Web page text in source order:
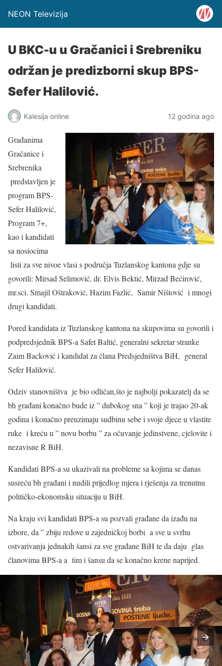
NEON Televizija
U BKC-u u Gračanici i Srebreniku
održan je predizborni skup BPS-
Sefer Halilović.
Kalesija online 12 godina ago
Građanima
Gračanice i
Srebrenika
predstavljen je
program BPS-
Sefer Halilović,
Program 7+,
kao i kandidati
sa nosiocima
listi za sve nivoe vlasi s područja Tuzlanskog kantona gdje su
govorili: Mirsad Selimović, dr. Elvis Bektić, Mirzad Bećirović,
mr.sci. Smajil Oštraković, Hazim Fazlić, Samir Ništović i mnogi
drugi kandidati.
Pored kandidata iz Tuzlanskog kantona na skupovima su govorili i
podpredsjednik BPS-a Safet Baltić, generalni sekretar stranke
Zaim Backović i kandidat za člana Predsjedništva BiH, general
Sefer Halilović.
Odziv stanovništva je bio odličan,što je najbolji pokazatelj da se
bh građani konačno bude iz ” dubokog sna ” koji je trajao 20-ak
godina i konačno preuzimaju sudbinu sebe i svoje djece u vlastite
ruke i kreću u ” novu borbu ” za očuvanje jedinstvene, cjelovite i
nezavisne R BiH.
Kandidati BPS-a su ukazivali na probleme sa kojima se danas
susreću bh građani i nudili prijedlog mjera i rješenja za trenutnu
političko-ekonomsku situaciju u BiH.
Na kraju svi kandidati BPS-a su pozvali građane da izađu na
izbore, da ” zbiju redove u zajedničkoj borbi a sve u svrhu
ostvarivanja jednakih šansi za sve građane BiH te da daju glas
članovima BPS-a a tim i šansu da se konačno krene naprijed.